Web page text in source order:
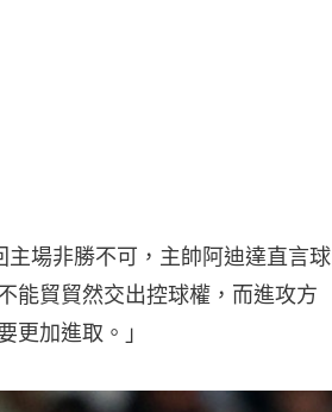
場非勝不可，主帥阿迪達直言球
能貿貿然交出控球權，而進攻方
更加進取。」